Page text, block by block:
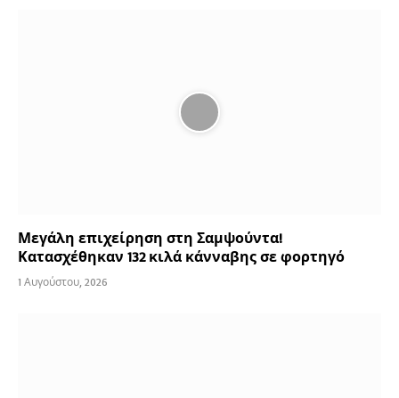
Μεγάλη επιχείρηση στη Σαμψούντα!
Κατασχέθηκαν 132 κιλά κάνναβης σε φορτηγό
1 Αυγούστου, 2026